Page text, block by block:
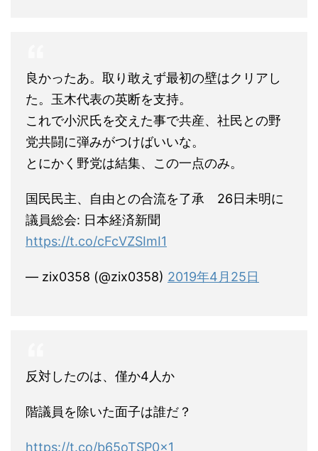
良かったあ。取り敢えず最初の壁はクリアし
た。玉木代表の英断を支持。
これで小沢氏を交えた事で共産、社民との野
党共闘に弾みがつけばいいな。
とにかく野党は結集、この一点のみ。
国民民主、自由との合流を了承 26日未明に
議員総会: 日本経済新聞
https://t.co/cFcVZSImI1
— zix0358 (@zix0358) 2019年4月25日
反対したのは、僅か4人か
階議員を除いた面子は誰だ？
https://t.co/b65oTSP0x1